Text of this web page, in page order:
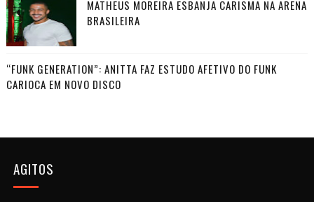
MATHEUS MOREIRA ESBANJA CARISMA NA ARENA
BRASILEIRA
“FUNK GENERATION”: ANITTA FAZ ESTUDO AFETIVO DO FUNK
CARIOCA EM NOVO DISCO
AGITOS